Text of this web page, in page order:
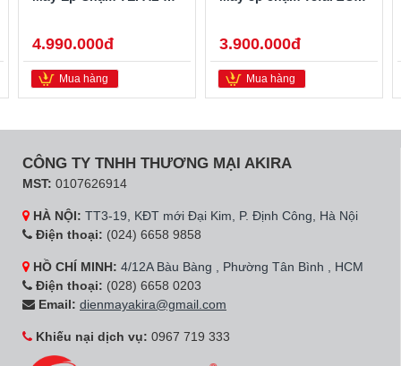
4.990.000đ
Mua hàng
3.900.000đ
Mua hàng
CÔNG TY TNHH THƯƠNG MẠI AKIRA
MST: 0107626914
HÀ NỘI: TT3-19, KĐT mới Đại Kim, P. Định Công, Hà Nội
Điện thoại: (024) 6658 9858
HỒ CHÍ MINH: 4/12A Bàu Bàng , Phường Tân Bình , HCM
Điện thoại: (028) 6658 0203
Email: dienmayakira@gmail.com
Khiếu nại dịch vụ: 0967 719 333